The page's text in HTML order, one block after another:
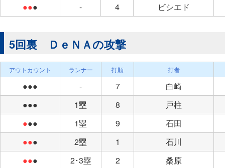
●●● - 4 ビシエド
5回裏 ＤｅＮＡの攻撃
アウトカウント ランナー 打順 打者
●●● - 7
白崎
●●●
1塁 8
戸柱
●●● 1塁 9
石田
●●● 2塁 1
石川
●●● 2･3塁 2
桑原